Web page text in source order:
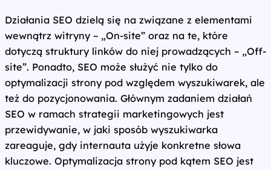
Działania SEO dzielą się na związane z elementami
wewnątrz witryny – „On-site” oraz na te, które
dotyczą struktury linków do niej prowadzących – „Off-
site”. Ponadto, SEO może służyć nie tylko do
optymalizacji strony pod względem wyszukiwarek, ale
też do pozycjonowania. Głównym zadaniem działań
SEO w ramach strategii marketingowych jest
przewidywanie, w jaki sposób wyszukiwarka
zareaguje, gdy internauta użyje konkretne słowa
kluczowe. Optymalizacja strony pod kątem SEO jest